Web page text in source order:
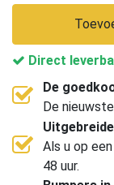
Direct
De
De
Als u op
48 uur.